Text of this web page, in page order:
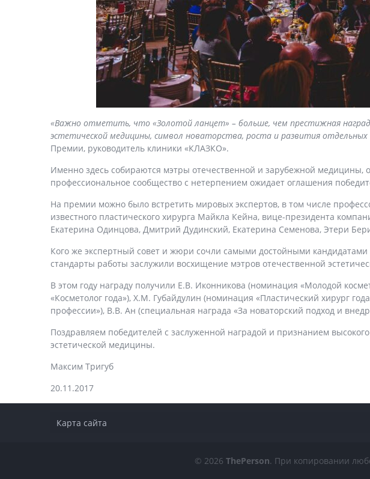
«Важно отметить, что «Золотой ланцет» – больше, чем престижная
эстетической медицины, символ новаторства, роста и развития
Премии, руководитель клиники «КЛАЗКО».
Именно здесь собираются мэтры отечественной и зарубежной
профессиональное сообщество с нетерпением ожидает оглашения
На премии можно было встретить мировых экспертов, в том числе
известного пластического хирурга Майкла Кейна, вице-президента
Екатерина Одинцова, Дмитрий Дудинский, Екатерина Семенова, Этери
Кого же экспертный совет и жюри сочли самыми достойными
стандарты работы заслужили восхищение мэтров отечественной
В этом году награду получили Е.В. Иконникова (номинация «Молодой
«Косметолог года»), Х.М. Губайдулин (номинация «Пластический хирург
профессии»), В.В. Ан (специальная награда «За новаторский подход и
Поздравляем победителей с заслуженной наградой и признанием
эстетической медицины.
Максим Тригуб
20.11.2017
Карта сайта
© 2026 ThePerson. При копировании